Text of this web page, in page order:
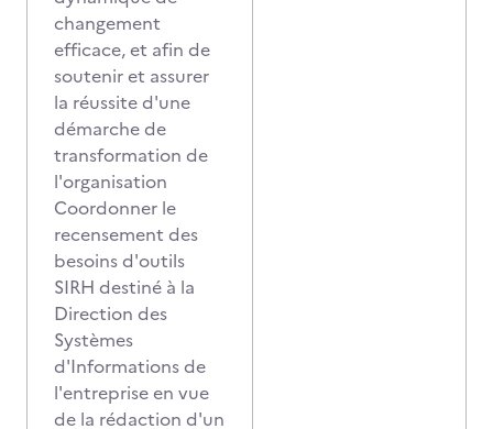
changement
efficace, et afin de
soutenir et assurer
la réussite d'une
démarche de
transformation de
l'organisation
Coordonner le
recensement des
besoins d'outils
SIRH destiné à la
Direction des
Systèmes
d'Informations de
l'entreprise en vue
de la rédaction d'un